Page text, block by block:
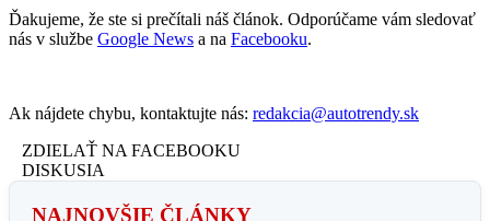
Ďakujeme, že ste si prečítali náš článok. Odporúčame vám sledovať
nás v službe Google News a na Facebooku.
Ak nájdete chybu, kontaktujte nás: redakcia@autotrendy.sk
ZDIELAŤ NA FACEBOOKU
DISKUSIA
NAJNOVŠIE ČLÁNKY